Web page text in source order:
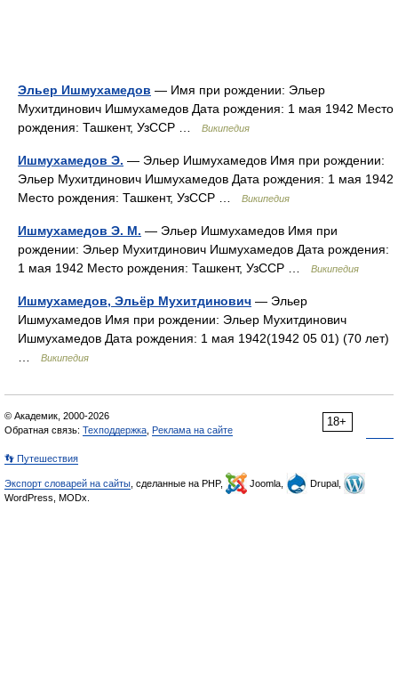
Эльер Ишмухамедов — Имя при рождении: Эльер
Мухитдинович Ишмухамедов Дата рождения: 1 мая 1942 Место
рождения: Ташкент, УзССР …
Википедия
Ишмухамедов Э. — Эльер Ишмухамедов Имя при рождении:
Эльер Мухитдинович Ишмухамедов Дата рождения: 1 мая 1942
Место рождения: Ташкент, УзССР …
Википедия
Ишмухамедов Э. М. — Эльер Ишмухамедов Имя при
рождении: Эльер Мухитдинович Ишмухамедов Дата рождения:
1 мая 1942 Место рождения: Ташкент, УзССР …
Википедия
Ишмухамедов, Эльёр Мухитдинович — Эльер
Ишмухамедов Имя при рождении: Эльер Мухитдинович
Ишмухамедов Дата рождения: 1 мая 1942(1942 05 01) (70 лет)
Википедия
18+
© Академик, 2000-2026
Обратная связь: Техподдержка Реклама на сайте
👣 Путешествия
Экспорт словарей на сайты , сделанные на PHP, Joomla,
Drupal,
WordPress, MODx.